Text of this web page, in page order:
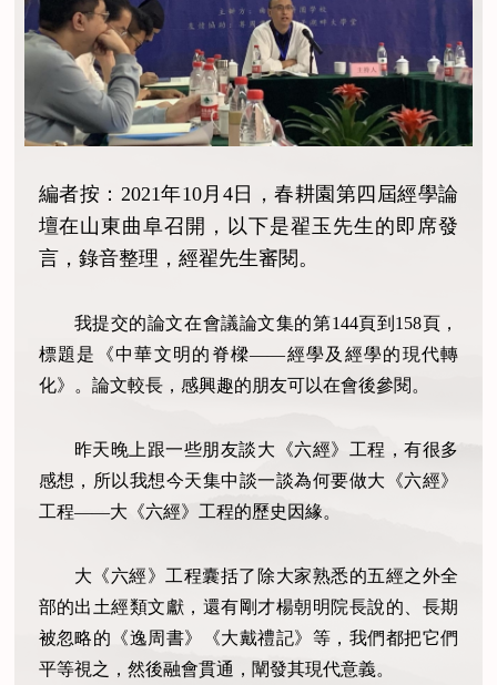
編者按：2021年10月4日，春耕園第四屆經學論
壇在山東曲阜召開，以下是翟玉先生的即席發
言，錄音整理，經翟先生審閱。
我提交的論文在會議論文集的第144頁到158頁，
標題是《中華文明的脊樑——經學及經學的現代轉
化》。論文較長，感興趣的朋友可以在會後參閱。
昨天晚上跟一些朋友談大《六經》工程，有很多
感想，所以我想今天集中談一談為何要做大《六經》
工程——大《六經》工程的歷史因緣。
大《六經》工程囊括了除大家熟悉的五經之外全
部的出土經類文獻，還有剛才楊朝明院長說的、長期
被忽略的《逸周書》《大戴禮記》等，我們都把它們
平等視之，然後融會貫通，闡發其現代意義。